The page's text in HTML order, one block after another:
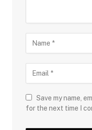
Save my name,
for the next time I